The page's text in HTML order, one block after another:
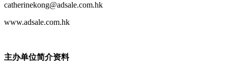
catherinekong@adsale.com.hk
www.adsale.com.hk
主办单位简介资料